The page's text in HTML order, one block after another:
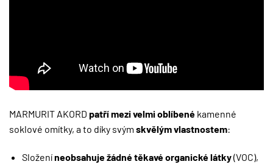
MARMURIT AKORD patří mezi velmi oblíbené kamenné
soklové omítky, a to díky svým skvělým vlastnostem:
Složeníneobsahuje žádné těkavé organické látky(VOC),